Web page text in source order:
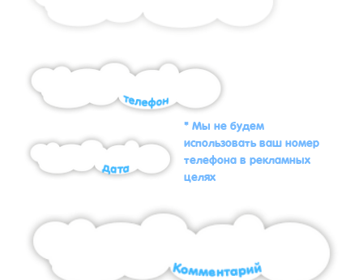
* Мы не будем
использовать ваш номер
телефона в рекламных
целях